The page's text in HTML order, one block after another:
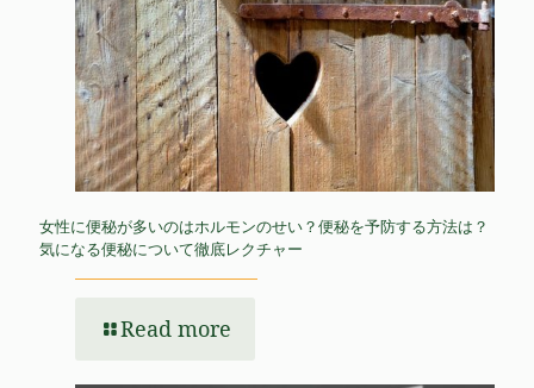
女性に便秘が多いのはホルモンのせい？便秘を予防する方法は？
気になる便秘について徹底レクチャー
Read more